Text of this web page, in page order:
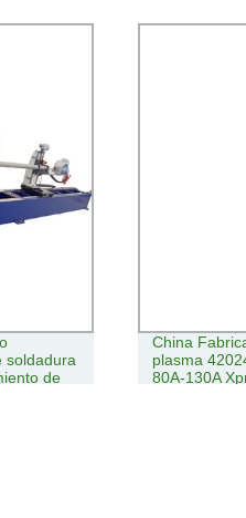
de
para
plasma
1530 Acero
Plancha de